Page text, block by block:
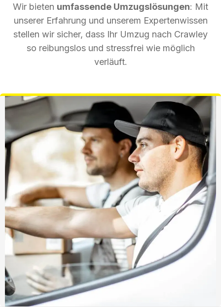
Wir bieten umfassende Umzugslösungen: Mit
unserer Erfahrung und unserem Expertenwissen
stellen wir sicher, dass Ihr Umzug nach Crawley
so reibungslos und stressfrei wie möglich
verläuft.